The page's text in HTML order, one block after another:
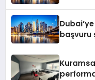
başvuru